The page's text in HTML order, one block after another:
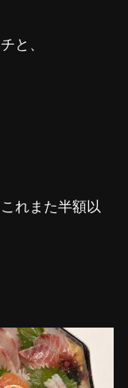
と、
れまた半額以